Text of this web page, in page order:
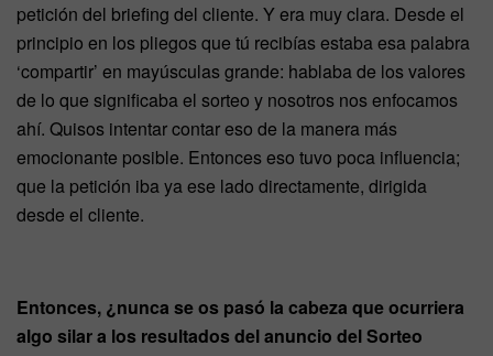
petición del briefing del cliente. Y era muy clara. Desde el
principio en los pliegos que tú recibías estaba esa palabra
‘compartir’ en mayúsculas grande: hablaba de los valores
de lo que significaba el sorteo y nosotros nos enfocamos
ahí. Quisos intentar contar eso de la manera más
emocionante posible. Entonces eso tuvo poca influencia;
que la petición iba ya ese lado directamente, dirigida
desde el cliente.
Entonces, ¿nunca se os pasó la cabeza que ocurriera
algo silar a los resultados del anuncio del Sorteo